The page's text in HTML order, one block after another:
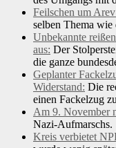
Feilschen um
selben Thema wie
Unbekannte
aus: Der
die ganze
Geplanter
Widerstand: Die
einen Fackelzug
Am 9. November
Nazi-Aufmarschs.
Kreis verbietet